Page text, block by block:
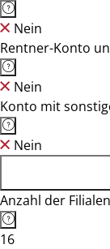
Nein
Rentner-Konto
Nein
Konto mit
Nein
Anzahl der
16